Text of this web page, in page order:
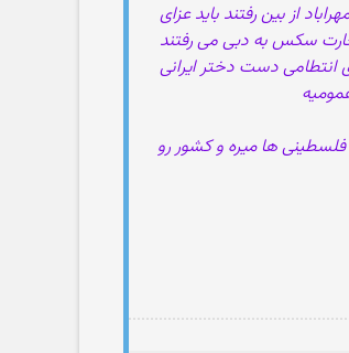
300 ایرانی 3 دقیقه بعد از تک اف هواپیما در مهراباد از بین رفتند باید عزای
سکس به دبی می رفتند
انتطامی دست دختر ایرانی
ها ميره و كشور رو